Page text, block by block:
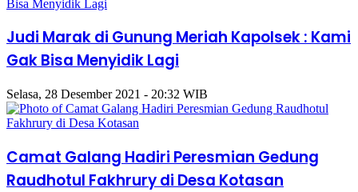
Judi Marak di Gunung Meriah Kapolsek : Kami
Gak Bisa Menyidik Lagi
Selasa, 28 Desember 2021 - 20:32 WIB
Camat Galang Hadiri Peresmian Gedung
Raudhotul Fakhrury di Desa Kotasan